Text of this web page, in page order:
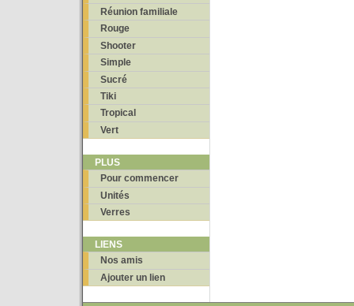
Réunion familiale
Rouge
Shooter
Simple
Sucré
Tiki
Tropical
Vert
PLUS
Pour commencer
Unités
Verres
LIENS
Nos amis
Ajouter un lien